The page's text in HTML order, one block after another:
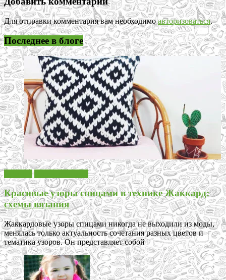
Для отправки комментария вам необходимоавторизоваться.
Последнее в блоге
Красивые узоры спицами в технике Жаккард:
схемы вязания
Жаккардовые узоры спицами никогда не выходили из моды,
менялась только актуальность сочетания разных цветов и
тематика узоров. Он представляет собой